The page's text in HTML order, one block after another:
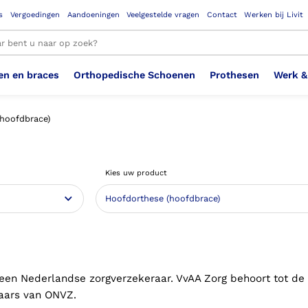
Vergoedingen Aandoeningen Veelgestelde vragen Contact Werken bij Livit
Kousen (klasse 2)
3D geprinte steunzolen
en braces
Been Knie
Hoofd Nek
Orthopedische Schoenen
Orthopedische Schoenen OSA
Badschoenen
Prothesen
Bovenbeenprothese
Hand & Vinger prothese
Werk
WerknemerKies uw product
Nederlandse zorgverzekeraar. VvAA Zorg behoort tot de
van ONVZ.